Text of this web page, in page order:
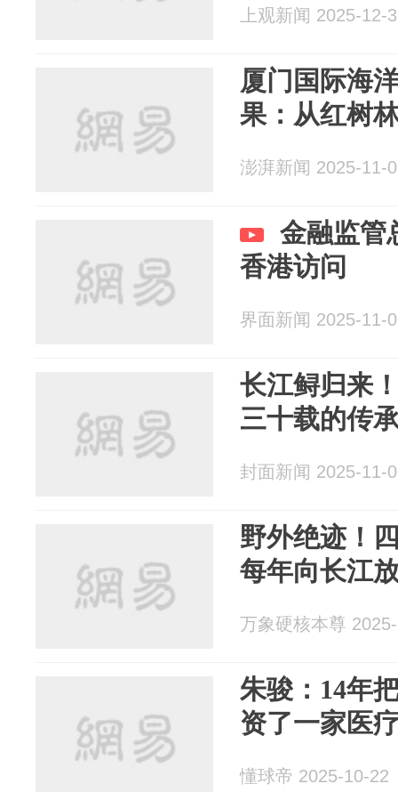
上观新闻 2025-12-
厦门国际海
果：从红树
澎湃新闻 2025-11-
金融监管
香港访问
界面新闻 2025-11-
长江鲟归来
三十载的传
封面新闻 2025-11-
野外绝迹！
每年向长江
万象硬核本尊
朱骏：14年
资了一家医
懂球帝 2025-10-22